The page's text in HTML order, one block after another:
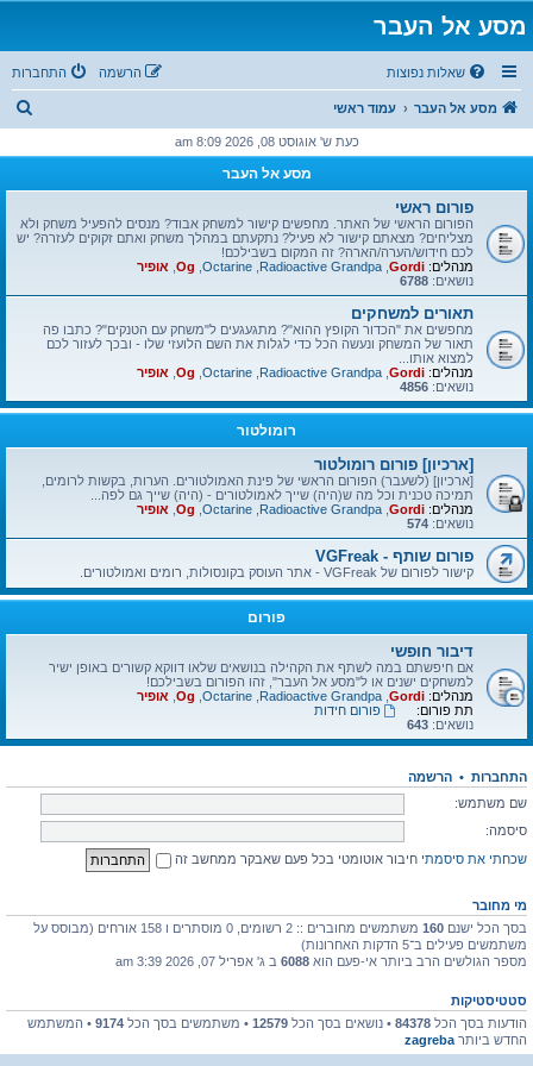
מסע אל העבר
שאלות נפוצות התחברות הרשמה
מסע אל העבר עמוד ראשי
ו
כעת ש' אוגוסט 08, 2026 8:09 am
מסע אל העבר
פורום ראשי
הפורום הראשי של האתר. מחפשים קישור למשחק אבוד? מנסים להפעיל משחק ולא
מצליחים? מצאתם קישור לא פעיל? נתקעתם במהלך משחק ואתם זקוקים לעזרה? יש
לכם חידוש/הערה/הארה? זה המקום בשבילכם!
מנהלים: Gordi
Radioactive Grandpa
Octarine
Og אופיר
נושאים: 6788
תאורים למשחקים
מחפשים את "הכדור הקופץ ההוא"? מתגעגעים ל"משחק עם הטנקים"? כתבו פה
תאור של המשחק ונעשה הכל כדי לגלות את השם הלועזי שלו - ובכך לעזור לכם
למצוא אותו...
מנהלים: Gordi
Radioactive Grandpa
Octarine
Og אופיר
נושאים: 4856
רומולטור
[ארכיון] פורום רומולטור
[ארכיון] (לשעבר) הפורום הראשי של פינת האמולטורים. הערות, בקשות לרומים,
תמיכה טכנית וכל מה ש(היה) שייך לאמולטורים - (היה) שייך גם לפה...
מנהלים: Gordi
Radioactive Grandpa
Octarine
Og אופיר
נושאים: 574
פורום שותף - VGFreak
קישור לפורום של VGFreak - אתר העוסק בקונסולות, רומים ואמולטורים.
פורום
דיבור חופשי
אם חיפשתם במה לשתף את הקהילה בנושאים שלאו דווקא קשורים באופן ישיר
למשחקים ישנים או ל"מסע אל העבר", זהו הפורום בשבילכם!
מנהלים: Gordi
Radioactive Grandpa
Octarine
Og אופיר
תת פורום:
פורום חידות
נושאים: 643
התחברות • הרשמה
שם משתמש:
סיסמה:
שכחתי את סיסמתי חיבור אוטומטי בכל פעם שאבקר ממחשב זה
מי מחובר
בסך הכל ישנם 160
משתמשים מחוברים :: 2 רשומים, 0 מוסתרים ו 158 אורחים (מבוסס על
משתמשים פעילים ב־5 הדקות האחרונות)
מספר הגולשים הרב ביותר אי-פעם הוא 6088 ב ג' אפריל 07, 2026 3:39 am
סטטיסטיקות
הודעות בסך הכל 84378 • נושאים בסך הכל 12579 • משתמשים בסך הכל 9174 • המשתמש
החדש ביותר zagreba